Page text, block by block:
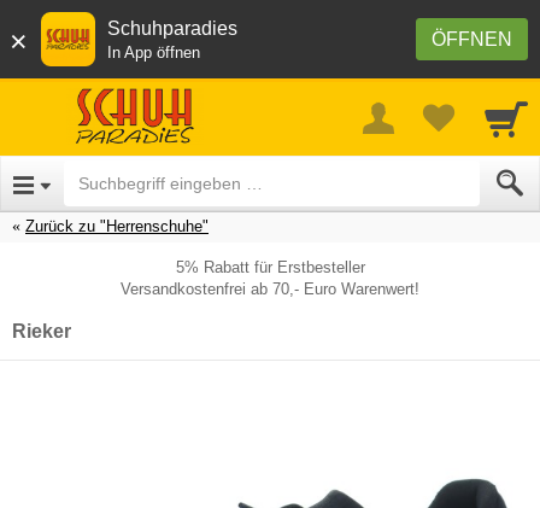
× ÖFFNEN
Schuhparadies
In App öffnen
Zurück zu "Herrenschuhe"
5% Rabatt für Erstbesteller
Versandkostenfrei ab 70,- Euro Warenwert!
Rieker